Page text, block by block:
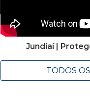
Jundiaí |
TODOS